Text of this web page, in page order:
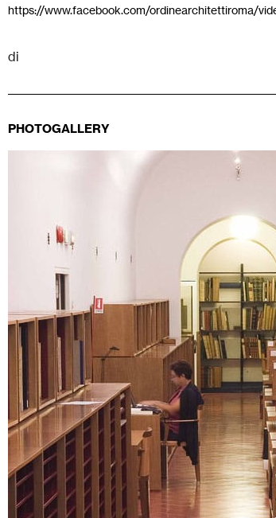
https://www.facebook.com/ordinearchitettiroma/
di
PHOTOGALLERY